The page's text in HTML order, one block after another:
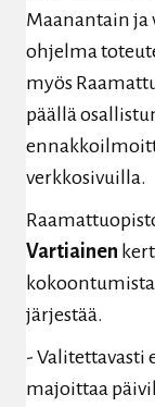
Maanantain ja
ohjelma
myös
päällä
verkkosivuilla.
Vartiainen
järjestää.
- Valitettavasti
majoittaa